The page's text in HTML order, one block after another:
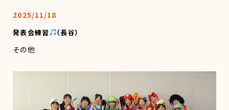
2025/11/18
発表会練習 （長谷）
その他